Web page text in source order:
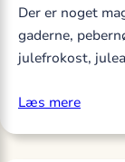
Der er noget
gaderne,
julefrokost,
Læs mere